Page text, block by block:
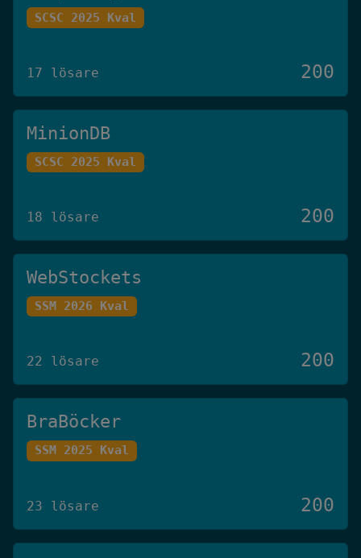
SCSC 2025 Kval
17 lösare 200
MinionDB
SCSC 2025 Kval
18 lösare 200
WebStockets
SSM 2026 Kval
22 lösare 200
BraBöcker
SSM 2025 Kval
23 lösare 200